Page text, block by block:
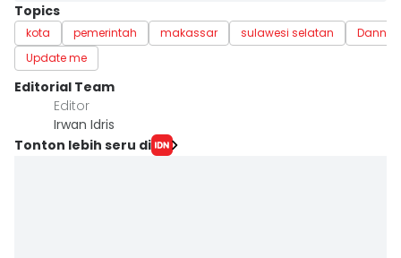
Topics
kota pemerintah makassar sulawesi selatan
Danny
Update me
Editorial Team
Editor
Irwan Idris
Tonton lebih seru di